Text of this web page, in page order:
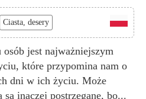
Ciasta, desery
jest najważniejszym
które przypomina nam o
dni w ich życiu. Może
są inaczej postrzegane, bo...